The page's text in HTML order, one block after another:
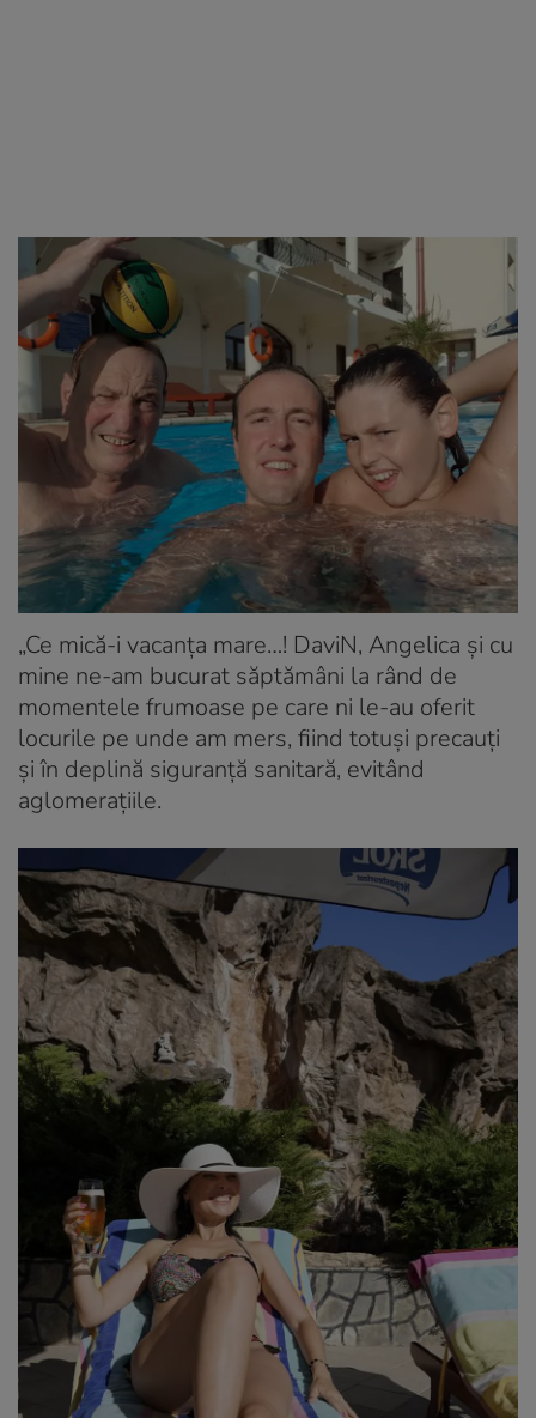
„Ce mică-i vacanța mare…! DaviN, Angelica și cu
mine ne-am bucurat săptămâni la rând de
momentele frumoase pe care ni le-au oferit
locurile pe unde am mers, fiind totuși precauți
și în deplină siguranță sanitară, evitând
aglomerațiile.